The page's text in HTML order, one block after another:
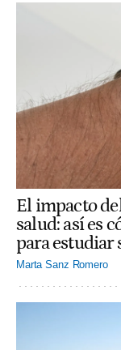
El impacto
salud: así es
para estudiar
Marta Sanz Romero